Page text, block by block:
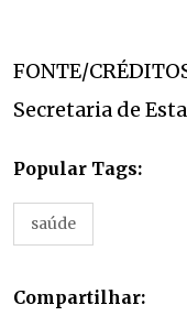
FONTE/
Secretaria de
Popular Tags:
saúde
Compartilhar: